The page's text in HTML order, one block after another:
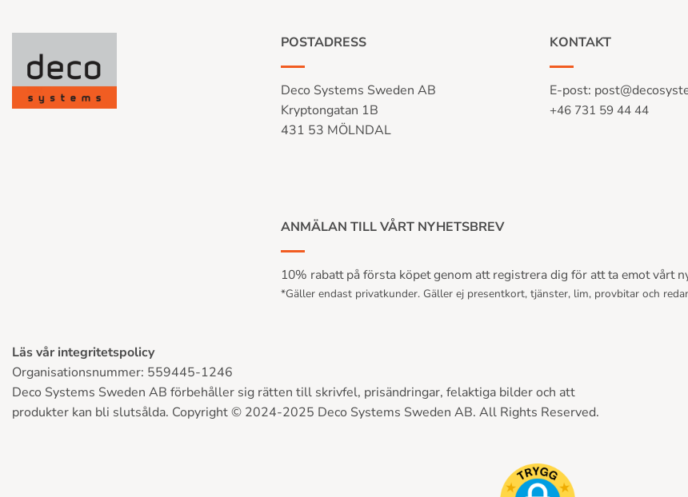
POSTADRESS
Deco Systems Sweden AB
Kryptongatan 1B
431 53 MÖLNDAL
KONTAKT
E-post:
+46 731 59 44 44
ANMÄLAN TILL VÅRT NYHETSBREV
10% rabatt på första köpet genom att registrera dig för att ta emot vårt
*Gäller endast privatkunder. Gäller ej presentkort, tjänster, lim, provbitar och
Läs vår integritetspolicy
Organisationsnummer: 559445-1246
Deco Systems Sweden AB förbehåller sig rätten till skrivfel, prisändringar, felaktiga bilder och att
produkter kan bli slutsålda. Copyright © 2024-2025 Deco Systems Sweden AB. All Rights Reserved.